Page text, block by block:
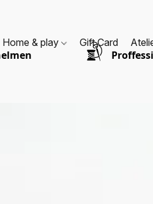
Home & play Gift Card